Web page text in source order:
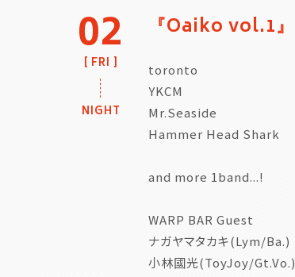
02
FRI
NIGHT
『Oaiko vol.1』
toronto
YKCM
Mr.Seaside
Hammer Head Shark
and more 1band...!
WARP BAR Guest
ナガヤマタカキ(Lym/Ba.)
小林國光(ToyJoy/Gt.Vo.)